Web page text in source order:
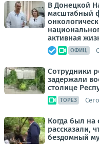
В Донецкой
масштабный
активная
ОФИЦ.
Сотрудники
задержали
столице
ТОРЕЗ
Когда был на
рассказали,
бездомный